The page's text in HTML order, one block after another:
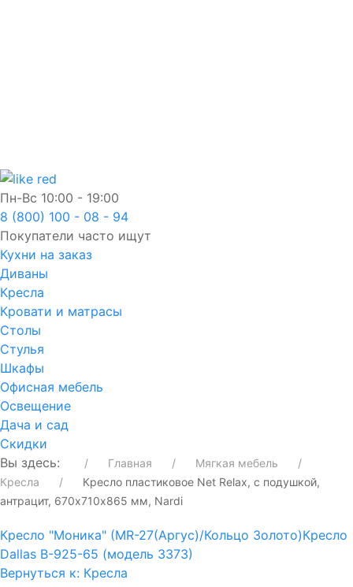
Пн-Вс 10:00 - 19:00
8 (800) 100 - 08 - 94
Покупатели часто ищут
Кухни на заказ
Диваны
Кресла
Кровати и матрасы
Столы
Стулья
Шкафы
Офисная мебель
Освещение
Дача и сад
Скидки
Вы здесь:
Главная
Мягкая мебель
Кресла
Кресло пластиковое Net Relax, с подушкой,
антрацит, 670х710х865 мм, Nardi
Кресло "Моника" (МR-27(Аргус)/Кольцо Золото)Кресло
Dallas В-925-65 (модель 3373)
Вернуться к: Кресла